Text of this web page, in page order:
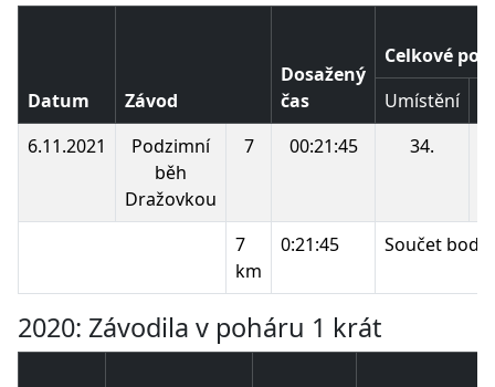
Datum Závod
Dosažený
čas
Celkové
Umístění
6.11.2021
Podzimní
běh
Dražovkou
7 00:21:45 34.
7
km
0:21:45 Součet bodů:
2020: Závodila v poháru 1 krát